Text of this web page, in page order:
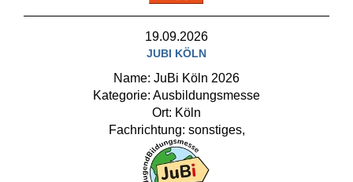
19.09.2026
JUBI KÖLN
Name: JuBi Köln 2026
Kategorie: Ausbildungsmesse
Ort: Köln
Fachrichtung: sonstiges,